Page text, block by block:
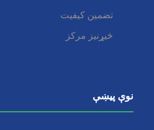
تضمین کیفیت
څیړنیز مرکز
نوې پیښې